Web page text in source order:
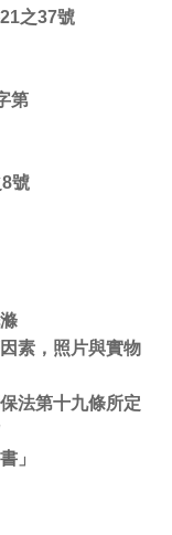
之37號
第
號
素，照片與實物
法第十九條所定
」